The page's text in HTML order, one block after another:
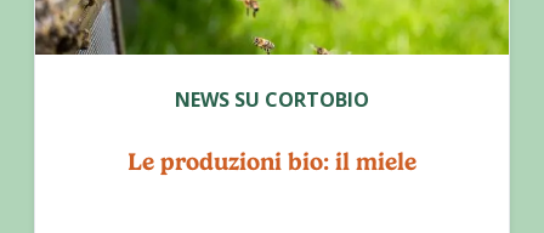
NEWS SU CORTOBIO
Le produzioni bio: il miele